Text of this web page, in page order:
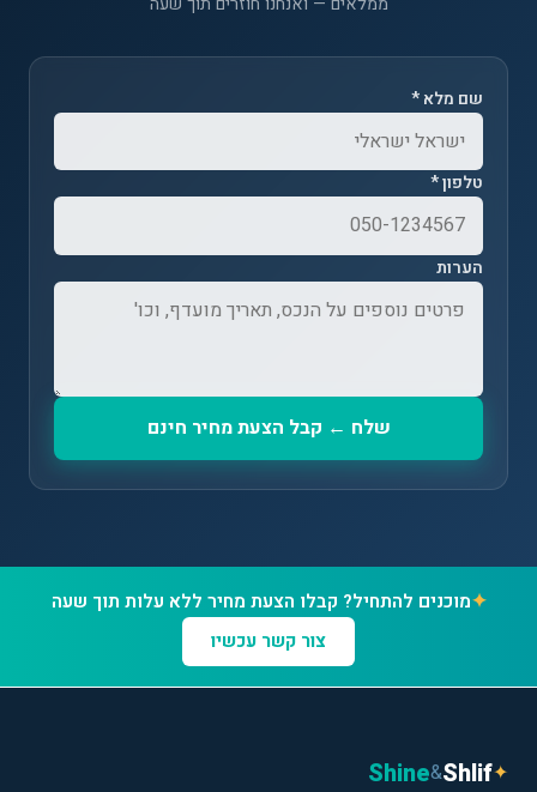
שם מלא *
טלפון *
הערות
שלח ← קבל הצעת מחיר חינם
✦מוכנים להתחיל? קבלו הצעת מחיר ללא עלות תוך שעה
צור קשר עכשיו
✦
Shlif
&
Shine